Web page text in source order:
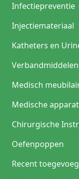
Infectiepreventie
Injectiemateriaal
Katheters en
Verbandmiddelen
Medisch
Medische
Chirurgische
Oefenpoppen
Recent